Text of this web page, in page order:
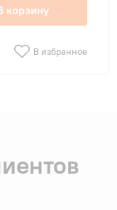
корзину
В избранное